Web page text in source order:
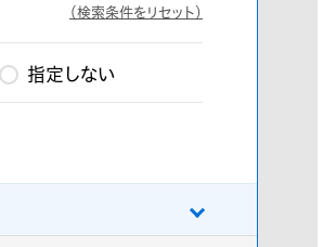
（検索条件をリセット）
指定しない